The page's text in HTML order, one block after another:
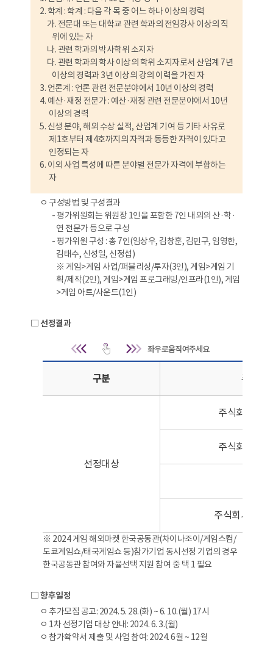
2. 학계 : 학계 : 다음 각 목 중 어느 하나 이상의 경력
가. 전문대 또는 대학교 관련 학과의 전임강사 이상의 직
위에 있는 자
나. 관련 학과의 박사학위 소지자
다. 관련 학과의 학사 이상의 학위 소지자로서 산업계 7년
이상의 경력과 3년 이상의 강의 이력을 가진 자
3. 언론계 : 언론 관련 전문분야에서 10년 이상의 경력
4. 예산·재정 전문가 : 예산·재정 관련 전문분야에서 10년
이상의 경력
5. 신생 분야, 해외 수상 실적, 산업계 기여 등 기타 사유로
제1호부터 제4호까지의 자격과 동등한 자격이 있다고
인정되는 자
6. 이외 사업 특성에 따른 분야별 전문가 자격에 부합하는
자
ㅇ 구성방법 및 구성결과
- 평가위원회는 위원장 1인을 포함한 7인 내외의 산·학·
연 전문가 등으로 구성
- 평가위원 구성 : 총 7인(임상우, 김창훈, 김민구, 임영한,
김태수, 신성일, 신정섭)
※ 게임>게임 사업/퍼블리싱/투자(3인), 게임>게임 기
획/제작(2인), 게임>게임 프로그래밍/인프라(1인), 게임
>게임 아트/사운드(1인)
□ 선정결과
선정결과 | 구분, 주관기
구분 주관기
선정대상
주식회사 젬
주식회사 매
주식회사 트라
※ 2024 게임 해외마켓 한국공동관(차이나조이/게임스컴/
도쿄게임쇼/태국게임쇼 등)참가기업 동시선정 기업의 경우
한국공동관 참여와 자율선택 지원 참여 중 택 1 필요
□ 향후일정
ㅇ 추가모집 공고: 2024. 5. 28.(화) ~ 6. 10.(월) 17시
ㅇ 1차 선정기업 대상 안내: 2024. 6. 3.(월)
ㅇ 참가확약서 제출 및 사업 참여: 2024. 6월 ~ 12월